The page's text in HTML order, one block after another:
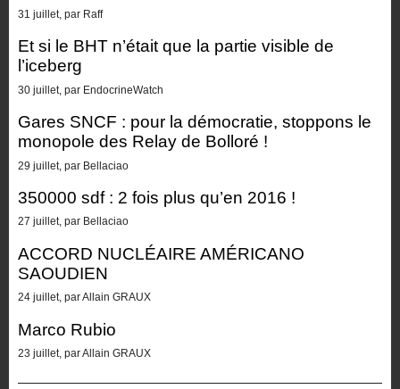
31 juillet, par Raff
Et si le BHT n’était que la partie visible de
l’iceberg
30 juillet, par EndocrineWatch
Gares SNCF : pour la démocratie, stoppons le
monopole des Relay de Bolloré !
29 juillet, par Bellaciao
350000 sdf : 2 fois plus qu’en 2016 !
27 juillet, par Bellaciao
ACCORD NUCLÉAIRE AMÉRICANO
SAOUDIEN
24 juillet, par Allain GRAUX
Marco Rubio
23 juillet, par Allain GRAUX